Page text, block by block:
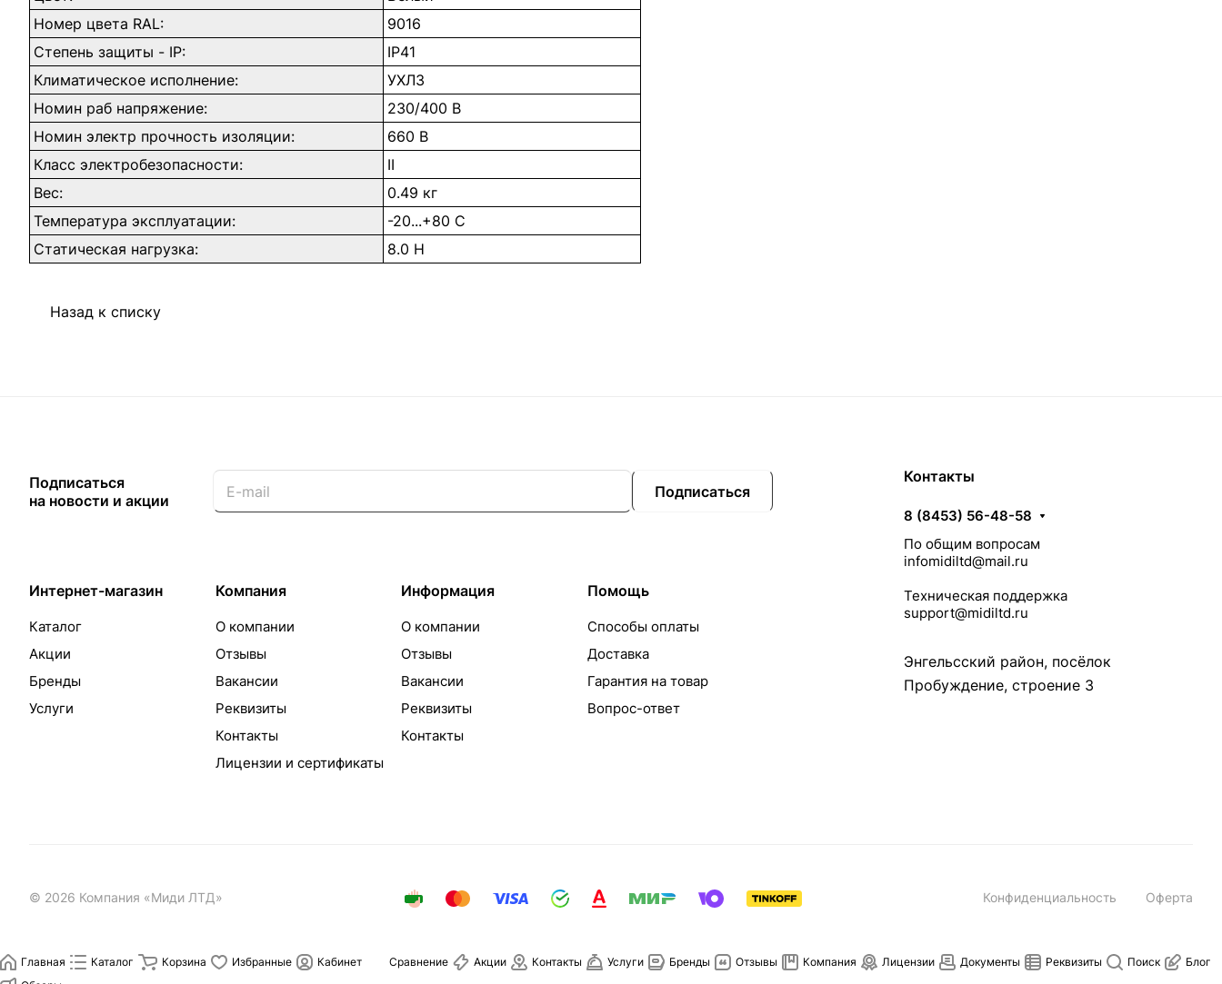
Номер цвета RAL:
9016
Степень защиты - IP:
IP41
Климатическое исполнение:
УХЛ3
Номин раб напряжение:
230/400 В
Номин электр прочность изоляции:
660 В
Класс электробезопасности:
II
Вес:
0.49 кг
Температура эксплуатации:
-20...+80 C
Статическая нагрузка:
8.0 Н
Назад к списку
Подписаться
на новости и акции
Подписаться
Интернет-магазин
Каталог
Акции
Бренды
Услуги
Компания
О компании
Отзывы
Вакансии
Реквизиты
Контакты
Лицензии и сертификаты
Информация
О компании
Отзывы
Вакансии
Реквизиты
Контакты
Помощь
Способы оплаты
Доставка
Гарантия на товар
Вопрос-ответ
Контакты
8 (8453) 56-48-58
По общим вопросам
infomidiltd@mail.ru
Техническая поддержка
support@midiltd.ru
Энгельсский район, посёлок
Пробуждение, строение 3
© 2026 Компания «Миди ЛТД» Конфиденциальность Оферта
Главная Каталог Корзина Избранные Кабинет Сравнение Акции Контакты Услуги Бренды Отзывы Компания Лицензии Документы Реквизиты Поиск
Блог